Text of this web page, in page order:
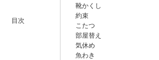
目次
靴かくし
約束
こたつ
部屋替え
気休め
魚わき